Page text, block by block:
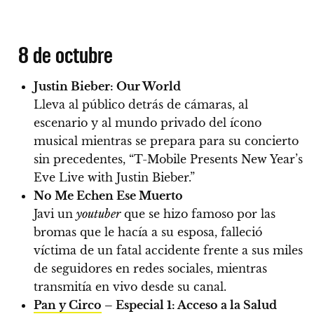
8 de octubre
Justin Bieber: Our World
Lleva al público detrás de cámaras, al
escenario y al mundo privado del ícono
musical mientras se prepara para su concierto
sin precedentes, “T-Mobile Presents New Year’s
Eve Live with Justin Bieber.”
No Me Echen Ese Muerto
Javi un youtuberque se hizo famoso por las
bromas que le hacía a su esposa, falleció
víctima de un fatal accidente frente a sus miles
de seguidores en redes sociales, mientras
transmitía en vivo desde su canal.
Pan y Circo – Especial 1: Acceso a la Salud